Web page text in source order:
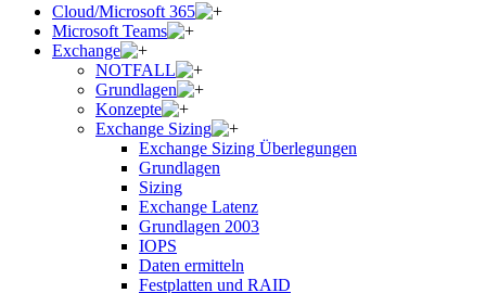
Cloud/Microsoft 365
Microsoft Teams
Exchange
NOTFALL
Grundlagen
Konzepte
Exchange Sizing
Exchange Sizing Überlegungen
Grundlagen
Sizing
Exchange Latenz
Grundlagen 2003
IOPS
Daten ermitteln
Festplatten und RAID